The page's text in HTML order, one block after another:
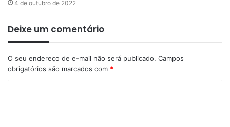
4 de outubro de 2022
Deixe um comentário
O seu endereço de e-mail não será publicado. Campos
obrigatórios são marcados com *